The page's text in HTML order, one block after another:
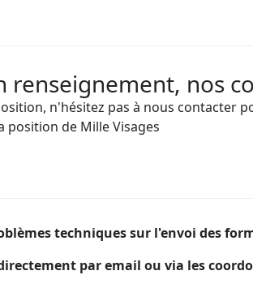
renseignement, nos
n'hésitez pas à nous contacter
position de Mille Visages
techniques sur l'envoi des
par email ou via les